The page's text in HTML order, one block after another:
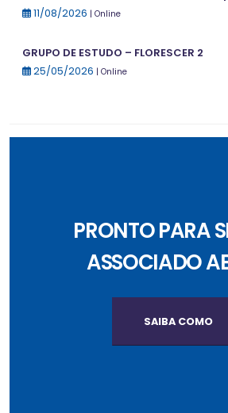
11/08/2026 | Online
GRUPO DE ESTUDO – FLORESCER 2
25/05/2026 | Online
PRONTO PARA
ASSOCIADO
SAIBA COMO